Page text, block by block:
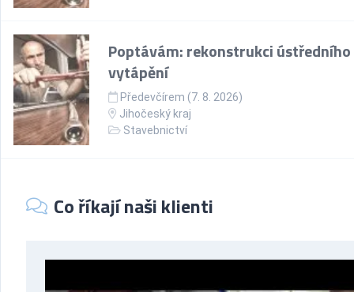
Poptávám: rekonstrukci ústředního
vytápění
Předevčírem (7. 8. 2026)
Jihočeský kraj
Stavebnictví
Co říkají naši klienti